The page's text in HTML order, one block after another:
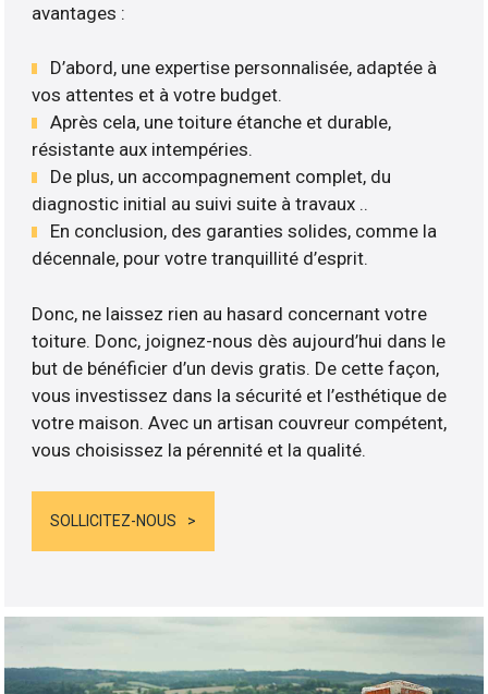
avantages :
D’abord, une expertise personnalisée, adaptée à
vos attentes et à votre budget.
Après cela, une toiture étanche et durable,
résistante aux intempéries.
De plus, un accompagnement complet, du
diagnostic initial au suivi suite à travaux ..
En conclusion, des garanties solides, comme la
décennale, pour votre tranquillité d’esprit.
Donc, ne laissez rien au hasard concernant votre
toiture. Donc, joignez-nous dès aujourd’hui dans le
but de bénéficier d’un devis gratis. De cette façon,
vous investissez dans la sécurité et l’esthétique de
votre maison. Avec un artisan couvreur compétent,
vous choisissez la pérennité et la qualité.
SOLLICITEZ-NOUS